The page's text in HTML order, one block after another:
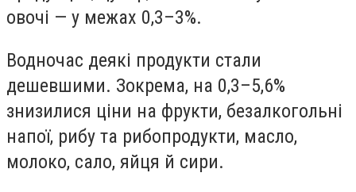
овочі — у межах 0,3–3%.
Водночас деякі продукти стали
дешевшими. Зокрема, на 0,3–5,6%
знизилися ціни на фрукти, безалкогольні
напої, рибу та рибопродукти, масло,
молоко, сало, яйця й сири.